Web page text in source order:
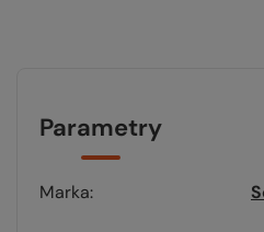
Parametry
Marka